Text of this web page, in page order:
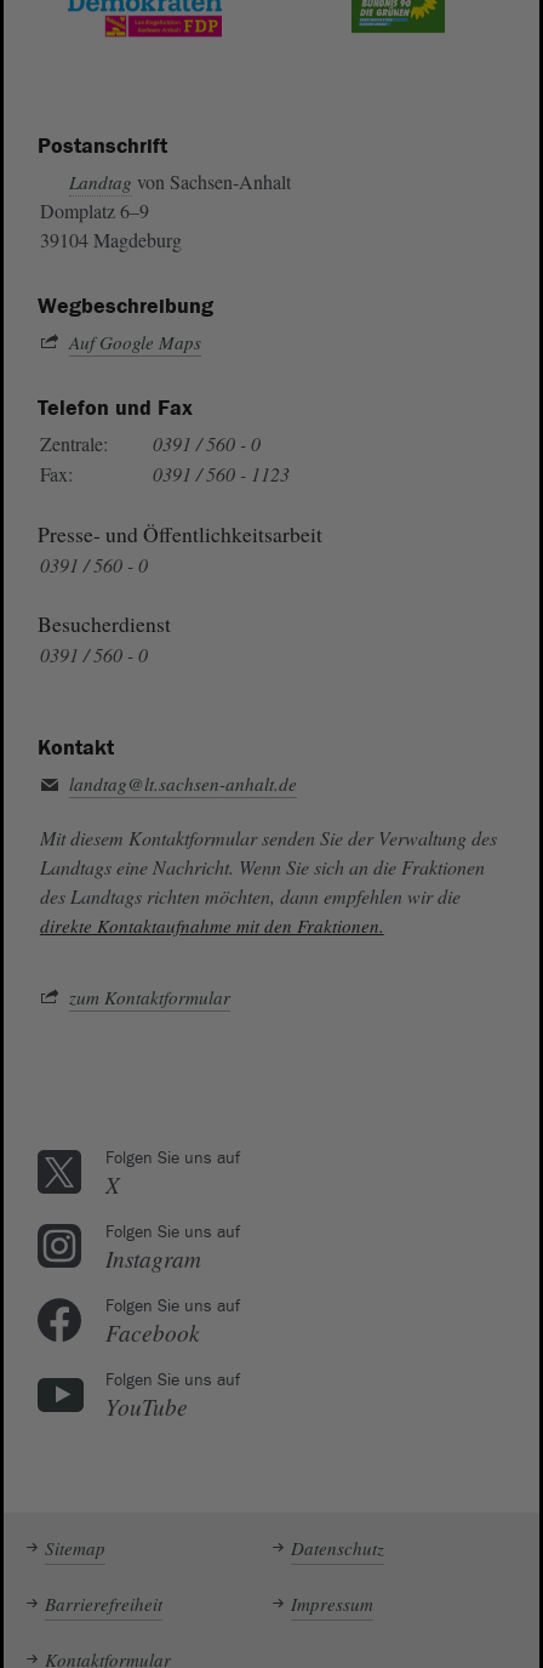
Postanschrift
Landtag von Sachsen-Anhalt
Domplatz 6–9
39104 Magdeburg
Wegbeschreibung
Auf Google Maps
Telefon und Fax
Zentrale:
0391 / 560 - 0
Fax:
0391 / 560 - 1123
Presse- und Öffentlichkeitsarbeit
0391 / 560 - 0
Besucherdienst
0391 / 560 - 0
Kontakt
landtag@lt.sachsen-anhalt.de
Mit diesem Kontaktformular senden Sie der Verwaltung des
Landtags eine Nachricht. Wenn Sie sich an die Fraktionen
des Landtags richten möchten, dann empfehlen wir die
direkte Kontaktaufnahme mit den Fraktionen.
zum Kontaktformular
Folgen Sie uns auf
X
Folgen Sie uns auf
Instagram
Folgen Sie uns auf
Facebook
Folgen Sie uns auf
YouTube
Sitemap Datenschutz
Barrierefreiheit Impressum
Kontaktformular